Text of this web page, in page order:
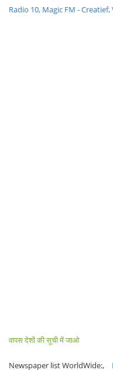
Radio 10, Magic FM -
वापस देशों की सूची में जाओ
Newspaper list WorldWide: